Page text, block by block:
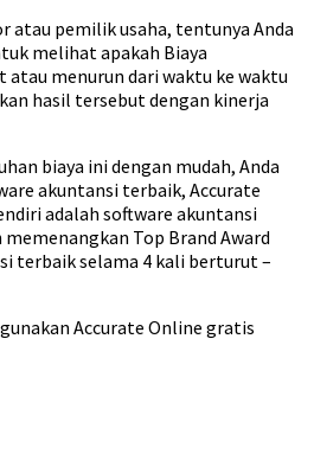
atau pemilik usaha, tentunya Anda
melihat apakah Biaya
menurun dari waktu ke waktu
hasil tersebut dengan kinerja
biaya ini dengan mudah, Anda
akuntansi terbaik, Accurate
adalah software akuntansi
memenangkan Top Brand Award
terbaik selama 4 kali berturut –
Accurate Online gratis